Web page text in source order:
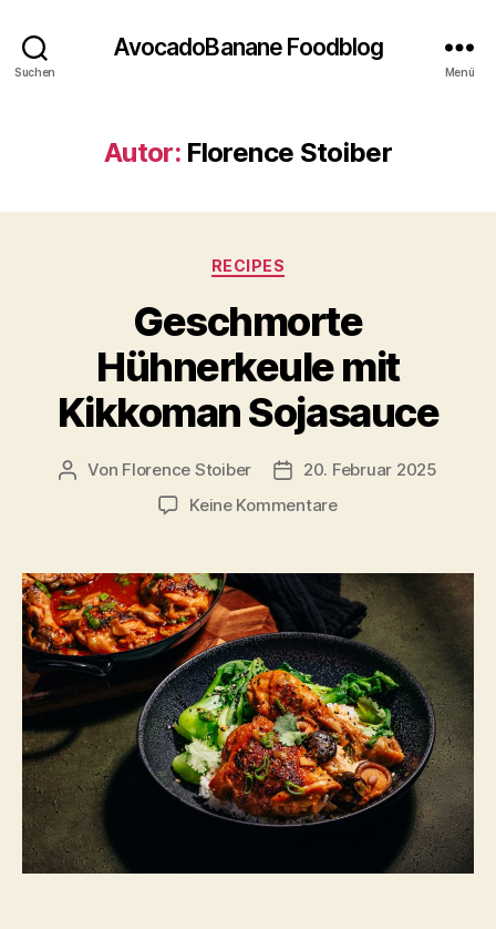
Suchen
AvocadoBanane Foodblog
Menü
Autor: Florence Stoiber
Kategorien
RECIPES
Geschmorte
Hühnerkeule mit
Kikkoman Sojasauce
Beitragsautor
Von Florence Stoiber Veröffentlichungsdatum
20. Februar 2025
Keine Kommentarezu
mit
Kikkoman
Sojasauce